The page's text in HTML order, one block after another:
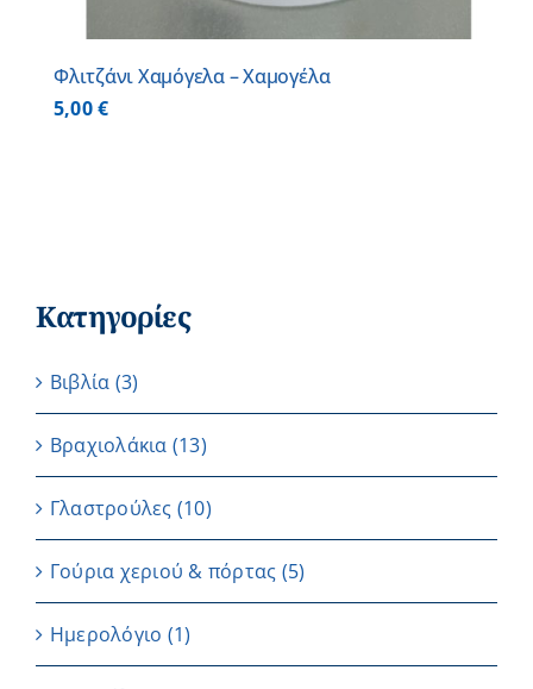
Φλιτζάνι Χαμόγελα – Χαμογέλα
5,00€
Κατηγορίες
Βιβλία (3)
Βραχιολάκια (13)
Γλαστρούλες (10)
Γούρια χεριού & πόρτας (5)
Ημερολόγιο (1)